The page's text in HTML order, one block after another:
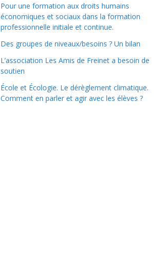
Pour une formation aux droits humains
économiques et sociaux dans la formation
professionnelle initiale et continue.
Des groupes de niveaux/besoins ? Un bilan
L’association Les Amis de Freinet a besoin de
soutien
École et Écologie. Le dérèglement climatique.
Comment en parler et agir avec les élèves ?